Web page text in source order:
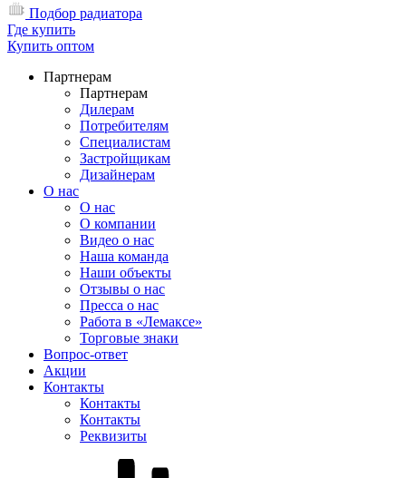
Подбор радиатора
Где купить
Купить оптом
Партнерам
Партнерам
Дилерам
Потребителям
Специалистам
Застройщикам
Дизайнерам
О нас
О нас
О компании
Видео о нас
Наша команда
Наши объекты
Отзывы о нас
Пресса о нас
Работа в «Лемаксе»
Торговые знаки
Вопрос-ответ
Акции
Контакты
Контакты
Контакты
Реквизиты